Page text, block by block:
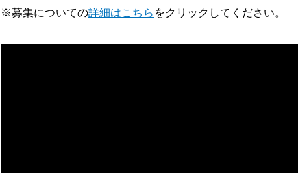
※募集についての詳細はこちら をクリックしてください。